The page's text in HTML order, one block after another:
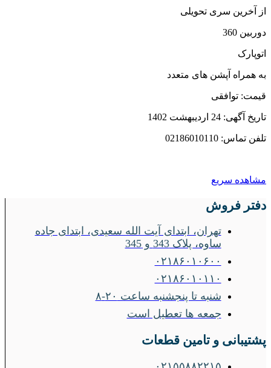
از آخرین سری تحویلی
دوربین 360
اتوپارک
به همراه آپشن های متعدد
قیمت: توافقی
تاریخ آگهی: 24 اردیبهشت 1402
تلفن تماس: 02186010110
مشاهده سریع
دفتر فروش
تهران، ابتدای آیت الله سعیدی، ابتدای جاده
ساوه، پلاک 343 و 345
۰۲۱۸۶۰۱۰۶۰۰
۰۲۱۸۶۰۱۰۱۱۰
شنبه تا پنجشنبه ساعت ۲۰-۸
جمعه ها تعطیل است
پشتیبانی و تامین قطعات